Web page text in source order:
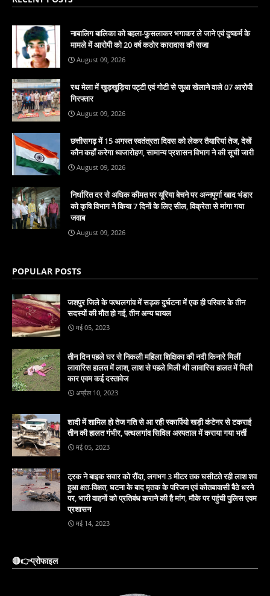
नाबालिग बालिका को बहला-फुसलाकर भगाकर ले जाने एवं दुष्कर्म के
मामले में आरोपी को 20 वर्ष कठोर कारावास की सजा
August 09, 2026
रथ मेला में खुड़खुड़िया पट्टी एवं गोटी से जुआ खेलाने वाले 07 आरोपी
गिरफ्तार
August 09, 2026
छत्तीसगढ़ में 15 अगस्त स्वतंत्रता दिवस को लेकर तैयारियां तेज, देखें
कौन कहाँ करेगा ध्वजारोहण, सामान्य प्रशासन विभाग ने की सूची जारी
August 09, 2026
निर्धारित दर से अधिक कीमत पर यूरिया बेचने पर अन्नपूर्णा खाद भंडार
को कृषि विभाग ने किया 7 दिनों के लिए सील, विक्रेता से मांगा गया
जवाब
August 09, 2026
POPULAR POSTS
जशपुर जिले के पत्थलगांव में सड़क दुर्घटना में एक ही परिवार के तीन
सदस्यों की मौत हो गई, तीन अन्य घायल
मई 05, 2023
तीन दिन पहले घर से निकली महिला शिक्षिका की नदी किनारे मिलीं
लावारिस हालत में लाश, लाश से पहले मिली थी लावारिस हालत में मिली
कार एवम कई दस्तावेज
अप्रैल 10, 2023
शादी में शामिल हो तेज गति से आ रही स्कार्पियो खड़ी कंटेनर से टकराई
तीन की हालत गंभीर, पत्थलगांव सिविल अस्पताल में कराया गया भर्ती
मई 05, 2023
ट्रक ने बाइक सवार को रौंदा, लगभग 3 मीटर तक घसीटते रही लाश शव
हुआ क्षत-विक्षत, घटना के बाद मृतक के परिजन एवं कोतबावासी बैठे धरने
पर, भारी वाहनों को प्रतिबंध कराने की है मांग, मौके पर पहुंची पुलिस एवम
प्रशासन
मई 14, 2023
🔴👉प्रोफाइल